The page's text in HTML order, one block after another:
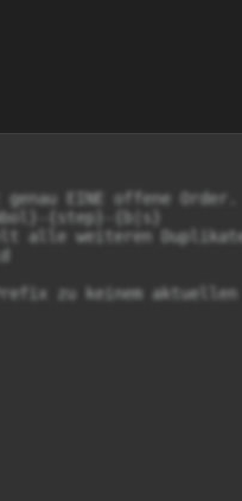
EINE offene Order.
{step}-{b|s}
alle weiteren
zu keinem aktuellen